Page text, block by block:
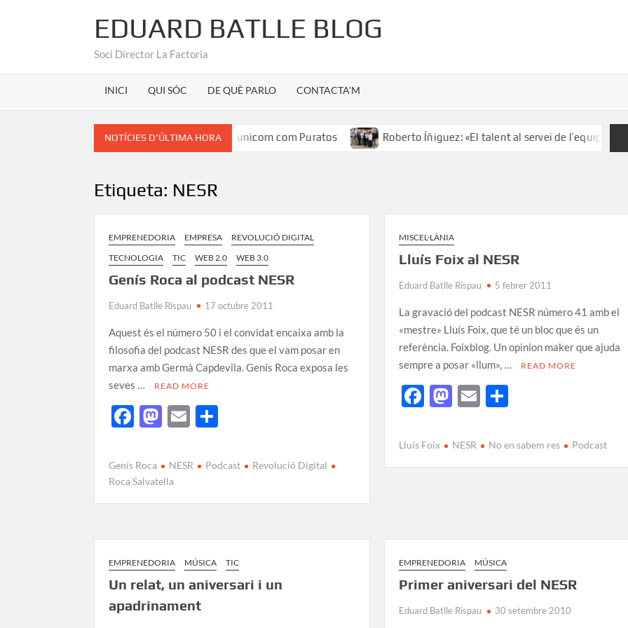
EDUARD BATLLE BLOG
Soci Director La Factoria
INICI QUI SÓC DE QUÈ PARLO CONTACTA’M
NOTÍCIES D'ÚLTIMA HORA
Marca Girona a la seu d’un unicorn com Puratos Roberto Íñiguez: «El talent al servei de l’equip»
Etiqueta: NESR
EMPRENEDORIA EMPRESA
REVOLUCIÓ DIGITAL
TECNOLOGIA
TIC WEB 2.0 WEB 3.0
Genís Roca al podcast NESR
Eduard Batlle Rispau 17 octubre 2011
Aquest és el número 50 i el convidat encaixa amb la
filosofia del podcast NESR des que el vam posar en
marxa amb Germà Capdevila. Genís Roca exposa les
seves …
READ MORE
F
e
b
o
M
to
d
o
E
ail m
ar
Genís Roca NESR Podcast
Revolució Digital
Roca Salvatella
MISCEL·LÀNIA
Lluís Foix al NESR
Eduard Batlle Rispau 5 febrer 2011
La gravació del podcast NESR número 41 amb el
«mestre» Lluís Foix, que té un bloc que és un
referència. Foixblog. Un opinion maker que ajuda
sempre a posar «llum», …
READ MORE
F
e
b
M
to
d
E
ail
C
m
p
Lluís Foix NESR No en sabem res Podcast
EMPRENEDORIA MÚSICA TIC
Un relat, un aniversari i un
apadrinament
EMPRENEDORIA MÚSICA
Primer aniversari del NESR
Eduard Batlle Rispau 30 setembre 2010